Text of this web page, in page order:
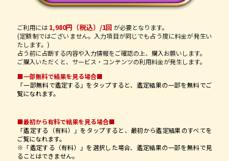
ご利用には 1,980円（税込）/1回 が必要となります。
(定額制ではございません。入力項目が同じでも占う度に料金が発生い
たします。)
占う前に占断する内容や入力情報をご確認の上、購入お願いします。
ご購入いただくと、サービス・コンテンツの利用料金が発生します。
■一部無料で結果を見る場合■
「一部無料で鑑定する」を タップすると、鑑定結果の一部を無料でご
覧になれます。
■最初から有料で結果を見る場合■
「鑑定する（有料）」を タップすると、最初から鑑定結果のすべてを
ご覧になれます。
※「鑑定する（有料）」を選択した場合、鑑定結果の一部を無料で見
ることはできません。